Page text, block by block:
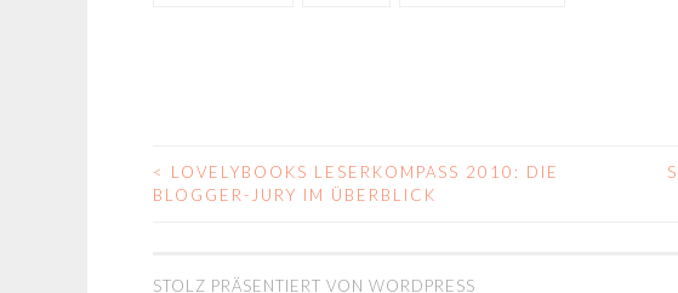
BEITRAGS-
<
LOVELYBOOKS LESERKOMPASS 2010: DIE
BLOGGER-JURY IM ÜBERBLICK
STOLZ PRÄSENTIERT VON WORDPRESS